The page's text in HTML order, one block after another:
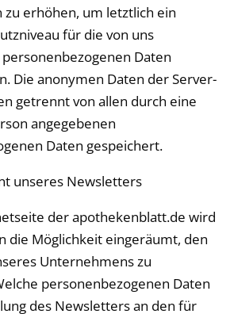
erhöhen, um letztlich ein
für die von uns
Daten
Die anonymen Daten der Server-
getrennt von allen durch eine
angegebenen
Daten gespeichert.
unseres Newsletters
derapothekenblatt.de wird
die Möglichkeit eingeräumt, den
Unternehmens zu
personenbezogenen Daten
des Newsletters an den für